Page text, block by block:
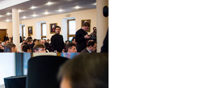
Распечатать
Фото